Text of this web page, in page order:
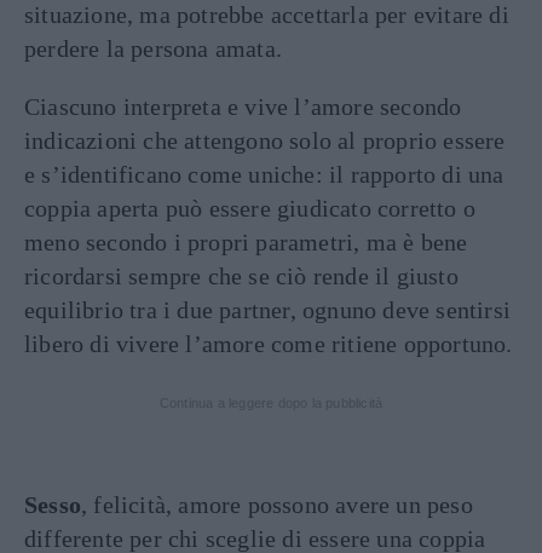
situazione, ma potrebbe accettarla per evitare di
perdere la persona amata.
Ciascuno interpreta e vive l’amore secondo
indicazioni che attengono solo al proprio essere
e s’identificano come uniche: il rapporto di una
coppia aperta può essere giudicato corretto o
meno secondo i propri parametri, ma è bene
ricordarsi sempre che se ciò rende il giusto
equilibrio tra i due partner, ognuno deve sentirsi
libero di vivere l’amore come ritiene opportuno.
Sesso, felicità, amore possono avere un peso
differente per chi sceglie di essere una coppia